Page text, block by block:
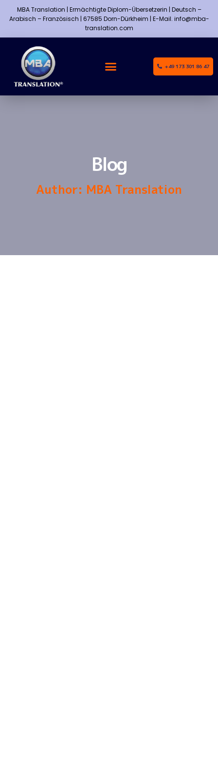
MBA Translation | Ermächtigte Diplom-Übersetzerin | Deutsch –
Arabisch – Französisch | 67585 Dorn-Dürkheim | E-Mail. info@mba-
translation.com
+49 173 301 86 47
Blog
Author: MBA Translation